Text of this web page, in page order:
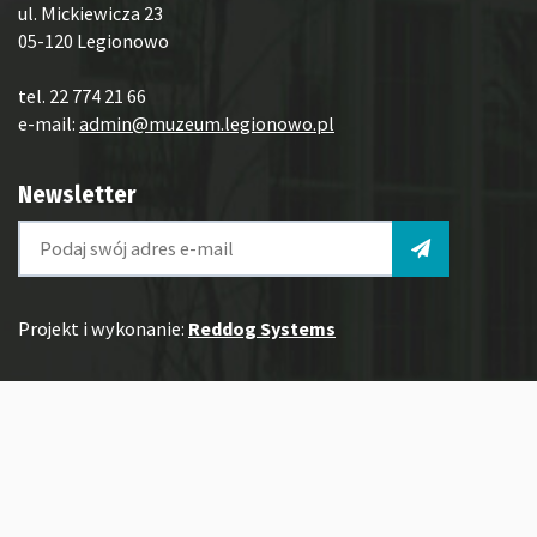
ul. Mickiewicza 23
05-120 Legionowo
tel. 22 774 21 66
e-mail: admin@muzeum.legionowo.pl
Newsletter
Projekt i wykonanie: Reddog Systems